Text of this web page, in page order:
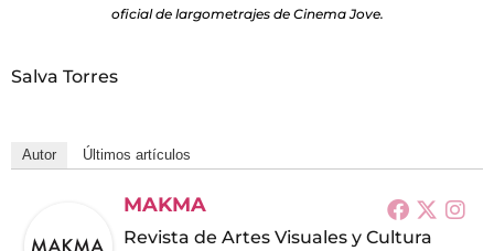
oficial de largometrajes de Cinema Jove.
Salva Torres
Autor Últimos artículos
MAKMA
Revista de Artes Visuales y Cultura